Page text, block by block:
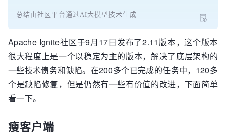
总结由社区平台通过AI大模型技术生成
Apache Ignite社区于9月17日发布了2.11版本，这个版本
很大程度上是一个以稳定为主的版本，解决了底层架构的
一些技术债务和缺陷。在200多个已完成的任务中，120多
个是缺陷修复，但是仍然有一些有价值的改进，下面简单
看一下。
瘦客户端